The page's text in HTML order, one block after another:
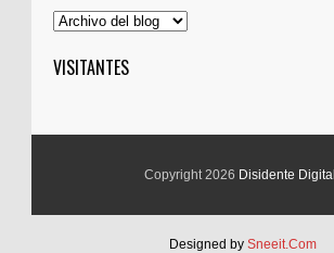
VISITANTES
Copyright 2026 Disidente Digital
Designed by Sneeit.Com